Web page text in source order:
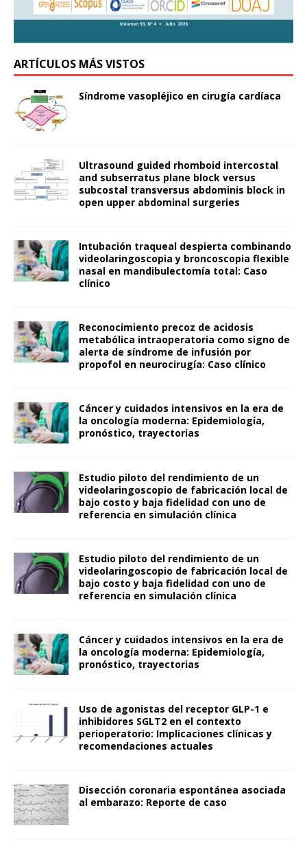
ARTÍCULOS MÁS VISTOS
Síndrome vasopléjico en cirugía cardíaca
Ultrasound guided rhomboid intercostal
and subserratus plane block versus
subcostal transversus abdominis block in
open upper abdominal surgeries
Intubación traqueal despierta combinando
videolaringoscopia y broncoscopia flexible
nasal en mandibulectomía total: Caso
clínico
Reconocimiento precoz de acidosis
metabólica intraoperatoria como signo de
alerta de síndrome de infusión por
propofol en neurocirugía: Caso clínico
Cáncer y cuidados intensivos en la era de
la oncología moderna: Epidemiología,
pronóstico, trayectorias
Estudio piloto del rendimiento de un
videolaringoscopio de fabricación local de
bajo costo y baja fidelidad con uno de
referencia en simulación clínica
Estudio piloto del rendimiento de un
videolaringoscopio de fabricación local de
bajo costo y baja fidelidad con uno de
referencia en simulación clínica
Cáncer y cuidados intensivos en la era de
la oncología moderna: Epidemiología,
pronóstico, trayectorias
Uso de agonistas del receptor GLP-1 e
inhibidores SGLT2 en el contexto
perioperatorio: Implicaciones clínicas y
recomendaciones actuales
Disección coronaria espontánea asociada
al embarazo: Reporte de caso